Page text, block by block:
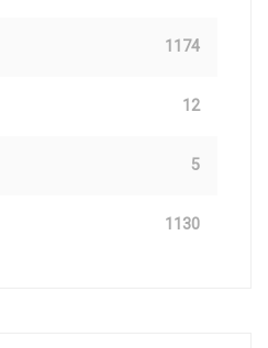
1174
12
5
1130